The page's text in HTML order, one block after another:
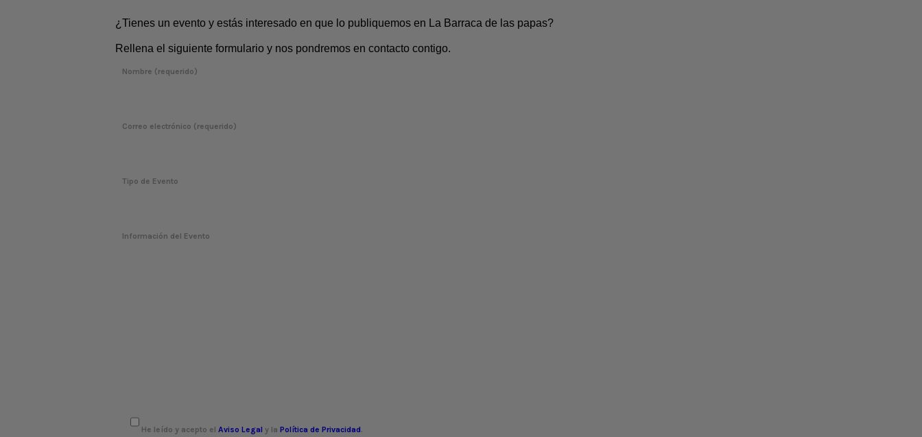
¿Tienes un evento y estás interesado en que lo publiquemos en La Barraca de las papas?
Rellena el siguiente formulario y nos pondremos en contacto contigo.
Nombre (requerido)
Correo electrónico (requerido)
Tipo de Evento
Información del Evento
He leído y acepto el Aviso Legal y la Política de Privacidad.